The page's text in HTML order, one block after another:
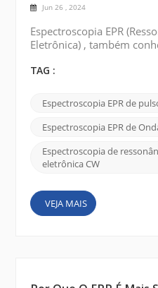
Jun 26 , 2024
Espectroscopia EPR
Eletrônica) , também
(ESR) , é uma técnica
tipos principais de
espectroscopia EPR de
espectroscopia EPR
TAG :
Espectroscopia EPR de
Espectroscopia EPR de
Espectroscopia de
eletrônica CW
VEJA MAIS